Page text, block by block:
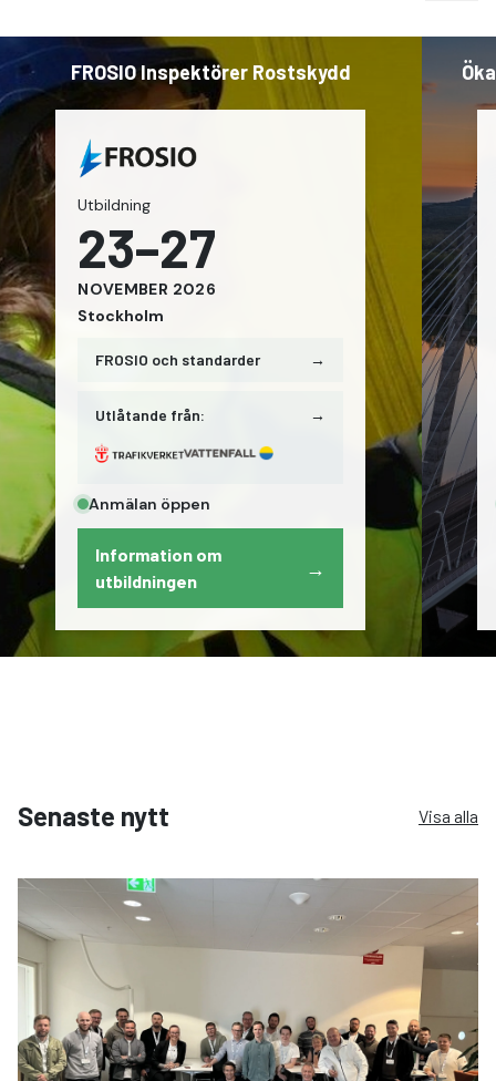
FROSIO Inspektörer Rostskydd
Utbildning
23–27
NOVEMBER 2026
Stockholm
FROSIO och standarder →
Utlåtande från: →
Anmälan öppen
Information om
utbildningen
→
Senaste nytt Visa alla